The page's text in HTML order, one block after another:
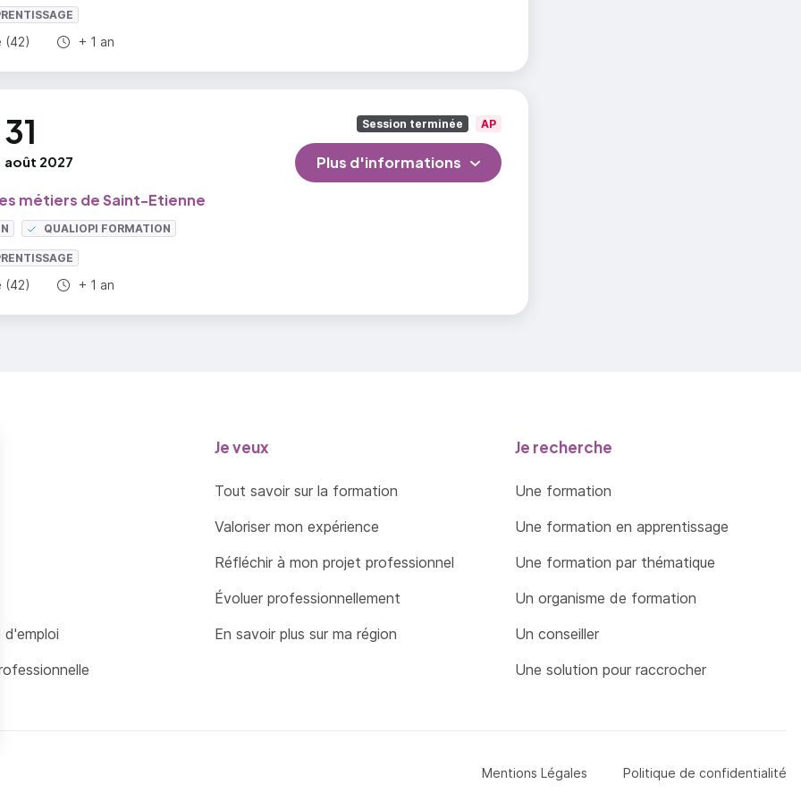
(42) Durée totale :
+ 1 an
31
août 2027
métiers de Saint-Etienne
QUALIOPI FORMATION
(42) Durée totale :
+ 1 an
Session terminée AP
Plus d'informations
d'emploi
Je veux
Tout savoir sur la formation
Valoriser mon expérience
Réfléchir à mon projet professionnel
Évoluer professionnellement
En savoir plus sur ma région
Je recherche
Une formation
Une formation en apprentissage
Une formation par thématique
Un organisme de formation
Un conseiller
Une solution pour raccrocher
Menu Pied de page
Mentions Légales Politique de confidentialité